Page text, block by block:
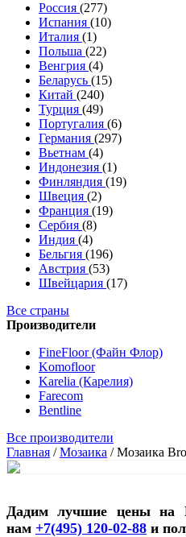
Россия (277)
Испания (10)
Италия (1)
Польша (22)
Венгрия (4)
Беларусь (15)
Китай (240)
Турция (49)
Португалия (6)
Германия (297)
Вьетнам (4)
Индонезия (1)
Финляндия (19)
Швеция (2)
Франция (19)
Сербия (8)
Индия (4)
Бельгия (196)
Австрия (53)
Швейцария (17)
Все страны
Производители
FineFloor (Файн Флор)
Komofloor
Karelia (Карелия)
Farecom
Bentline
Все производители
Главная /Мозаика /Мозаика
Дадим лучшие цены на
нам +7(495) 120-02-88 и